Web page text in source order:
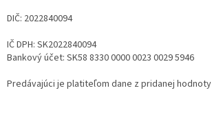
DIČ: 2022840094
IČ DPH: SK2022840094
Bankový účet: SK58 8330 0000 0023 0029 5946
Predávajúci je platiteľom dane z pridanej hodnoty